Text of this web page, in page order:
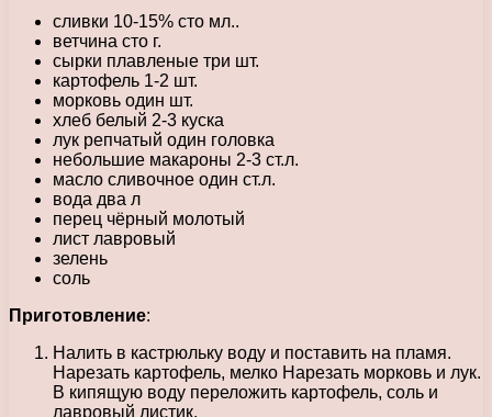
сливки 10-15% сто мл..
ветчина сто г.
сырки плавленые три шт.
картофель 1-2 шт.
морковь один шт.
хлеб белый 2-3 куска
лук репчатый один головка
небольшие макароны 2-3 ст.л.
масло сливочное один ст.л.
вода два л
перец чёрный молотый
лист лавровый
зелень
соль
Приготовление:
Налить в кастрюльку воду и поставить на пламя.
Нарезать картофель, мелко Нарезать морковь и лук.
В кипящую воду переложить картофель, соль и
лавровый листик.